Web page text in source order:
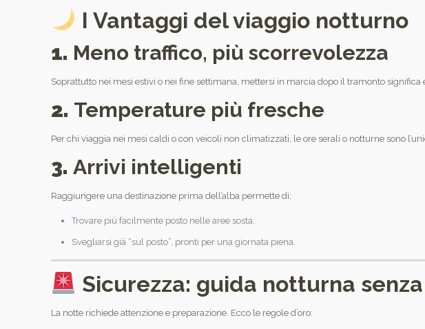
I Vantaggi del viaggio notturno
1. Meno traffico, più scorrevolezza
Soprattutto nei mesi estivi o nei fine settimana, mettersi in marcia dopo il tramonto
2. Temperature più fresche
Per chi viaggia nei mesi caldi o con veicoli non climatizzati, le ore serali o notturne sono
3.Arrivi intelligenti
Raggiungere una destinazione prima dell’alba permette di:
Trovare più facilmente posto nelle aree sosta.
Svegliarsi già “sul posto”, pronti per una giornata piena.
Sicurezza: guida notturna
La notte richiede attenzione e preparazione. Ecco le regole d’oro: